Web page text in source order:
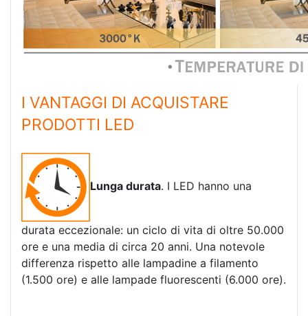
I VANTAGGI DI ACQUISTARE
PRODOTTI LED
Lunga durata. I LED hanno una
durata eccezionale: un ciclo di vita di oltre 50.000
ore e una media di circa 20 anni. Una notevole
differenza rispetto alle lampadine a filamento
(1.500 ore) e alle lampade fluorescenti (6.000 ore).